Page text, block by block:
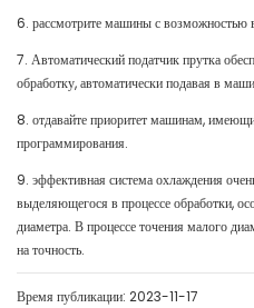
6. рассмотрите машины с возможностью
7. Автоматический податчик прутка
обработку, автоматически подавая в
8. отдавайте приоритет машинам,
программирования.
9. эффективная система охлаждения
выделяющегося в процессе обработки,
диаметра. В процессе точения малого
на точность.
Время публикации: 2023-11-17